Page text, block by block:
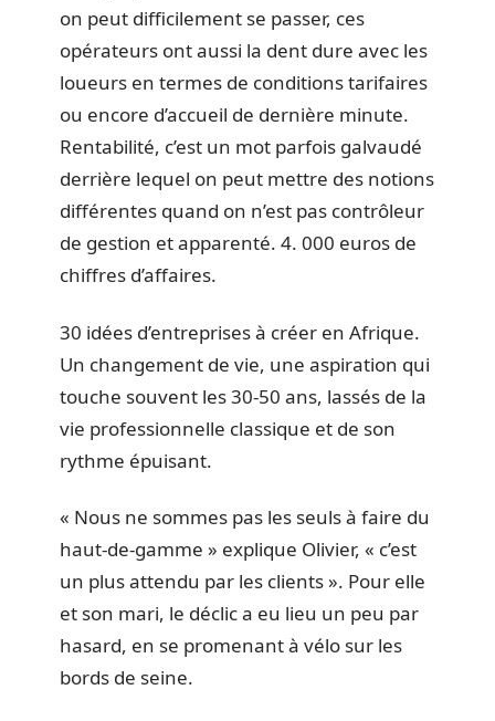
on peut difficilement se passer, ces
opérateurs ont aussi la dent dure avec les
loueurs en termes de conditions tarifaires
ou encore d’accueil de dernière minute.
Rentabilité, c’est un mot parfois galvaudé
derrière lequel on peut mettre des notions
différentes quand on n’est pas contrôleur
de gestion et apparenté. 4. 000 euros de
chiffres d’affaires.
30 idées d’entreprises à créer en Afrique.
Un changement de vie, une aspiration qui
touche souvent les 30-50 ans, lassés de la
vie professionnelle classique et de son
rythme épuisant.
« Nous ne sommes pas les seuls à faire du
haut-de-gamme » explique Olivier, « c’est
un plus attendu par les clients ». Pour elle
et son mari, le déclic a eu lieu un peu par
hasard, en se promenant à vélo sur les
bords de seine.